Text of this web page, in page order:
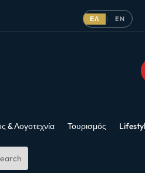
ΕΛ | EN
& Λογοτεχνία Τουρισμός